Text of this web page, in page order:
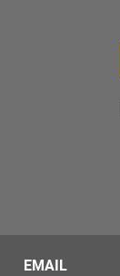
EMAIL